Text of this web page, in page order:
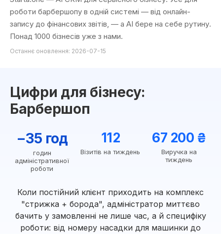
роботи барбершопу в одній системі — від онлайн-
запису до фінансових звітів, — а AI бере на себе рутину.
Понад 1000 бізнесів уже з нами.
Останнє оновлення: 2026-07-15
Цифри для бізнесу:
Барбершоп
−35 год
годин
адміністративної
роботи
112
Візитів на тиждень
67 200 ₴
Виручка на
тиждень
Коли постійний клієнт приходить на комплекс
"стрижка + борода", адміністратор миттєво
бачить у замовленні не лише час, а й специфіку
роботи: від номеру насадки для машинки до